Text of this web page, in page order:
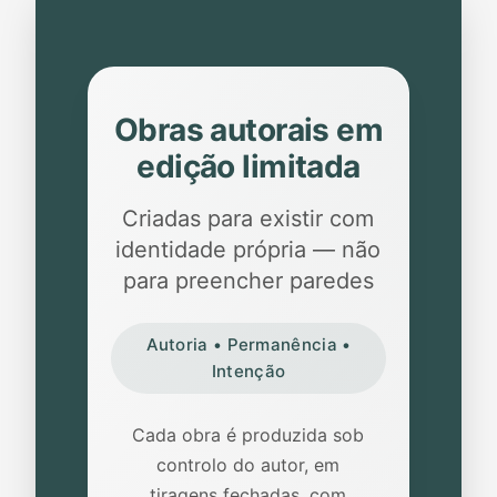
Obras autorais em
edição limitada
Criadas para existir com
identidade própria — não
para preencher paredes
Autoria • Permanência •
Intenção
Cada obra é produzida sob
controlo do autor, em